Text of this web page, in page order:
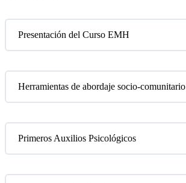
Presentación del Curso EMH
Herramientas de abordaje socio-comunitario
Primeros Auxilios Psicológicos